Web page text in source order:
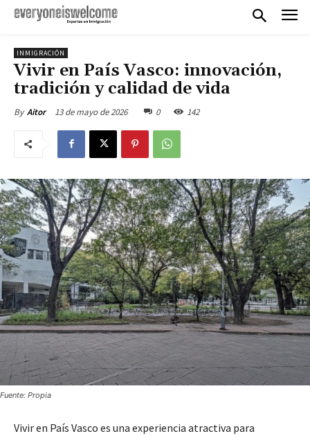
INMIGRACIÓN
Vivir en País Vasco: innovación,
tradición y calidad de vida
By Aitor 13 de mayo de 2026 0 142
Fuente: Propia
Vivir en País Vasco es una experiencia atractiva para